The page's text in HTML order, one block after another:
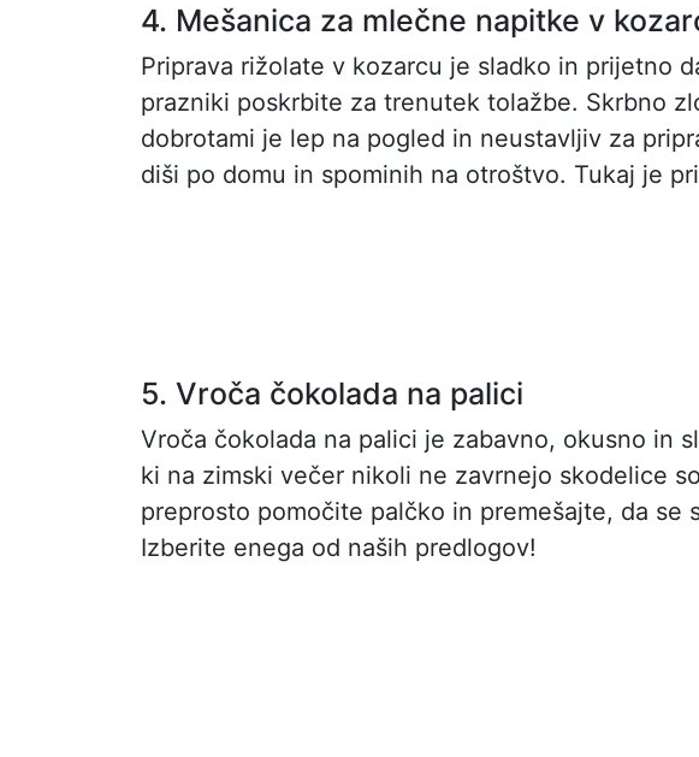
4. Mešanica za mlečne napitke v
Priprava rižolate v kozarcu je sladko in prijetno
prazniki poskrbite za trenutek tolažbe. Skrbno
dobrotami je lep na pogled in neustavljiv za
diši po domu in spominih na otroštvo. Tukaj je
5. Vroča čokolada na palici
Vroča čokolada na palici je zabavno, okusno in
ki na zimski večer nikoli ne zavrnejo skodelice
preprosto pomočite palčko in premešajte, da se
Izberite enega od naših predlogov!